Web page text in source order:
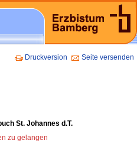
Druckversion Seite versenden
St. Johannes d.T.
zu gelangen